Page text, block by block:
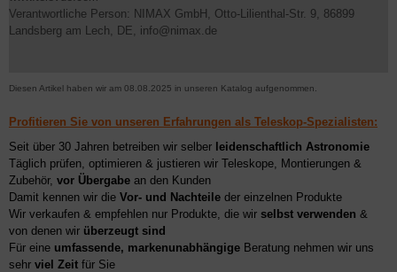
Verantwortliche Person: NIMAX GmbH, Otto-Lilienthal-Str. 9, 86899
Landsberg am Lech, DE, info@nimax.de
Diesen Artikel haben wir am 08.08.2025 in unseren Katalog aufgenommen.
Profitieren Sie von unseren Erfahrungen als Teleskop-Spezialisten:
Seit über 30 Jahren betreiben wir selber leidenschaftlich Astronomie
Täglich prüfen, optimieren & justieren wir Teleskope, Montierungen &
Zubehör, vor Übergabe an den Kunden
Damit kennen wir die Vor- und Nachteile der einzelnen Produkte
Wir verkaufen & empfehlen nur Produkte, die wir selbst verwenden &
von denen wir überzeugt sind
Für eine umfassende, markenunabhängige Beratung nehmen wir uns
sehr viel Zeit für Sie